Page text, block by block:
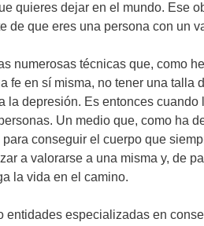
quieres dejar en el mundo. Ese
de que eres una persona con un
numerosas técnicas que, como
fe en sí misma, no tener una talla
la depresión. Es entonces
Un medio que, como ha
conseguir el cuerpo que
a valorarse a una misma y, de
la vida en el camino.
entidades especializadas en